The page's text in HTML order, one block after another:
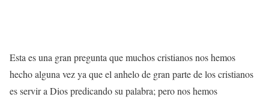
Esta es una gran pregunta que muchos cristianos nos hemos
hecho alguna vez ya que el anhelo de gran parte de los cristianos
es servir a Dios predicando su palabra; pero nos hemos